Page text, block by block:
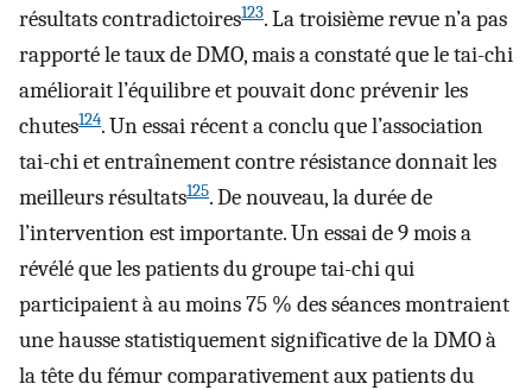
résultats contradictoires123. La troisième revue n’a pas
rapporté le taux de DMO, mais a constaté que le tai-chi
améliorait l’équilibre et pouvait donc prévenir les
chutes124. Un essai récent a conclu que l’association
tai-chi et entraînement contre résistance donnait les
meilleurs résultats125. De nouveau, la durée de
l’intervention est importante. Un essai de 9 mois a
révélé que les patients du groupe tai-chi qui
participaient à au moins 75 % des séances montraient
une hausse statistiquement significative de la DMO à
la tête du fémur comparativement aux patients du